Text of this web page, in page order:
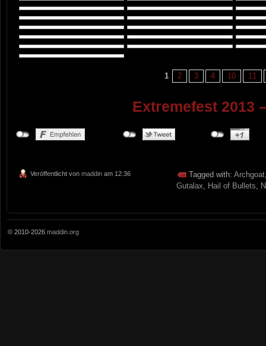
1 2 3 4 10 11
Extremefest 2013
Veröffentlicht von maddin am 12:36 Tagged with: Archgoat
Gutalax, Hail of Bullets,
© 2010-2026 maddin.org